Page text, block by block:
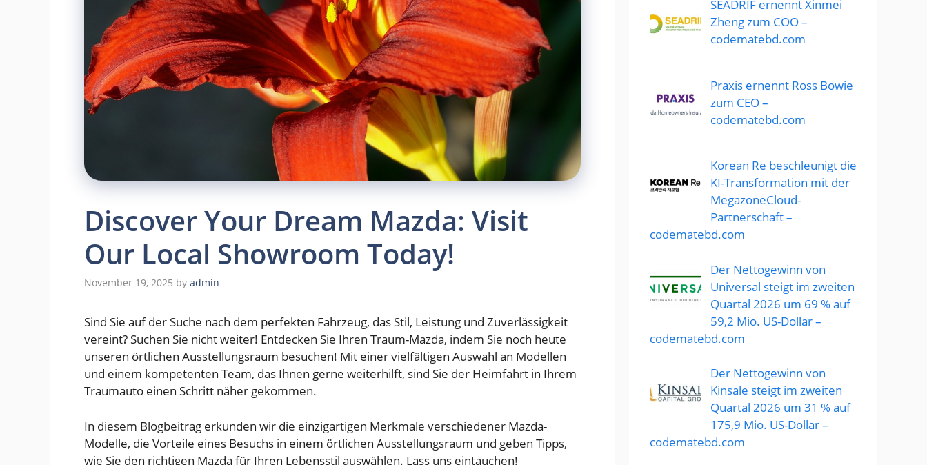
Discover Your Dream Mazda: Visit
Our Local Showroom Today!
November 19, 2025 by admin
Sind Sie auf der Suche nach dem perfekten Fahrzeug, das Stil, Leistung und Zuverlässigkeit
vereint? Suchen Sie nicht weiter! Entdecken Sie Ihren Traum-Mazda, indem Sie noch heute
unseren örtlichen Ausstellungsraum besuchen! Mit einer vielfältigen Auswahl an Modellen
und einem kompetenten Team, das Ihnen gerne weiterhilft, sind Sie der Heimfahrt in Ihrem
Traumauto einen Schritt näher gekommen.
In diesem Blogbeitrag erkunden wir die einzigartigen Merkmale verschiedener Mazda-
Modelle, die Vorteile eines Besuchs in einem örtlichen Ausstellungsraum und geben Tipps,
wie Sie den richtigen Mazda für Ihren Lebensstil auswählen. Lass uns eintauchen!
SEADRIF ernennt Xinmei
Zheng zum COO –
codematebd.com
Praxis ernennt Ross Bowie
zum CEO –
codematebd.com
Korean Re beschleunigt die
KI-Transformation mit der
MegazoneCloud-
Partnerschaft –
codematebd.com
Der Nettogewinn von
Universal steigt im zweiten
Quartal 2026 um 69 % auf
59,2 Mio. US-Dollar –
codematebd.com
Der Nettogewinn von
Kinsale steigt im zweiten
Quartal 2026 um 31 % auf
175,9 Mio. US-Dollar –
codematebd.com